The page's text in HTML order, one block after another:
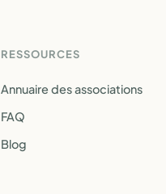
RESSOURCES
Annuaire des associations
FAQ
Blog